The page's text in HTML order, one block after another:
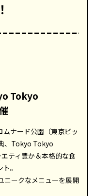
Tokyo
ナード公園（東京ビッ
、Tokyo Tokyo
ティ豊か＆本格的な食
。
ニークなメニューを展開